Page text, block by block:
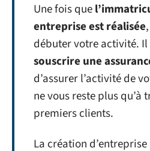
Une fois que
entreprise est réalisée
débuter votre activité.
souscrire une
d’assurer l’activité de
ne vous reste plus qu’à
premiers clients.
La création